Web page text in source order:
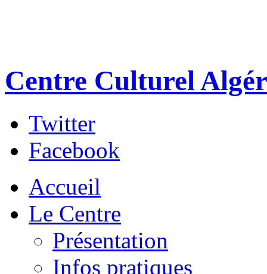
Centre Culturel
Twitter
Facebook
Accueil
Le Centre
Présentation
Infos pratiques